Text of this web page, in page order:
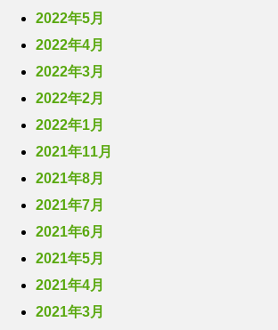
2022年5月
2022年4月
2022年3月
2022年2月
2022年1月
2021年11月
2021年8月
2021年7月
2021年6月
2021年5月
2021年4月
2021年3月